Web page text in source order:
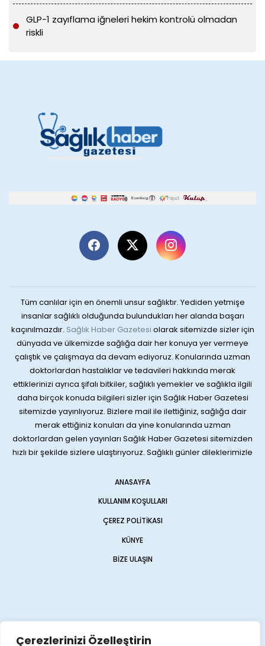
Çerezlerinizi Özelleştirin
GLP-1 zayıflama iğneleri hekim kontrolü olmadan
riskli
Tüm canlılar için en önemli unsur sağlıktır. Yediden yetmişe
insanlar sağlıklı olduğunda bulundukları her alanda başarı
kaçınılmazdır. Sağlık Haber Gazetesi olarak sitemizde sizler için
dünyada ve ülkemizde sağlığa dair her konuya yer vermeye
çalıştık ve çalışmaya da devam ediyoruz. Konularında uzman
doktorlardan hastalıklar ve tedavileri hakkında merak
ettiklerinizi ayrıca şifalı bitkiler, sağlıklı yemekler ve sağlıkla ilgili
daha birçok konuda bilgileri sizler için Sağlık Haber Gazetesi
sitemizde yayınlıyoruz. Bizlere mail ile ilettiğiniz, sağlığa dair
merak ettiğiniz konuları da yine konularında uzman
doktorlardan gelen yayınları Sağlık Haber Gazetesi sitemizden
hızlı bir şekilde sizlere ulaştırıyoruz. Sağlıklı günler dileklerimizle
ANASAYFA
KULLANIM KOŞULLARI
ÇEREZ POLITIKASI
KÜNYE
BIZE ULAŞIN